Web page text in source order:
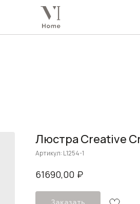
Люстра Creative
Артикул: L1254-1
61690,00 ₽
Заказать